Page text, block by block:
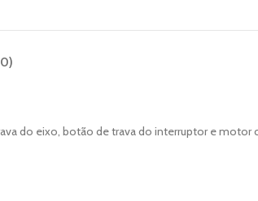
do eixo, botão de trava do interruptor e motor